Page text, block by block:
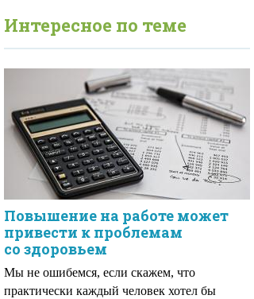
Интересное по теме
Повышение на работе может
привести к проблемам
со здоровьем
Мы не ошибемся, если скажем, что
практически каждый человек хотел бы